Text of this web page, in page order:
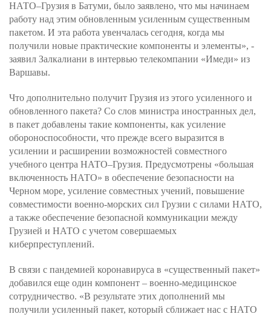
НАТО–Грузия в Батуми, было заявлено, что мы начинаем
работу над этим обновленным усиленным существенным
пакетом. И эта работа увенчалась сегодня, когда мы
получили новые практические компоненты и элементы», -
заявил Залкалиани в интервью телекомпании «Имеди» из
Варшавы.
Что дополнительно получит Грузия из этого усиленного и
обновленного пакета? Со слов министра иностранных дел,
в пакет добавлены такие компоненты, как усиление
обороноспособности, что прежде всего выразится в
усилении и расширении возможностей совместного
учебного центра НАТО–Грузия. Предусмотрены «большая
включенность НАТО» в обеспечение безопасности на
Черном море, усиление совместных учений, повышение
совместимости военно-морских сил Грузии с силами НАТО,
а также обеспечение безопасной коммуникации между
Грузией и НАТО с учетом совершаемых
киберпреступлений.
В связи с пандемией коронавируса в «существенный пакет»
добавился еще один компонент – военно-медицинское
сотрудничество. «В результате этих дополнений мы
получили усиленный пакет, который сближает нас с НАТО